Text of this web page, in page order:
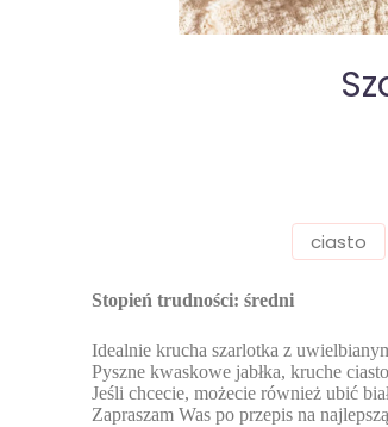
ciasto
Stopień trudności: średni
Idealnie krucha szarlotka z
Pyszne kwaskowe jabłka, kruche
Jeśli chcecie, możecie również ubić
Zapraszam Was po przepis na